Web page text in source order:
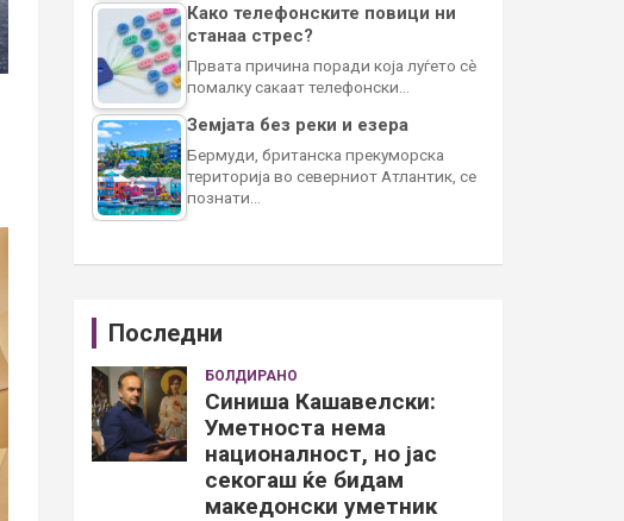
Како телефонските повици ни
станаа стрес?
Првата причина поради која луѓето сè
помалку сакаат телефонски…
Земјата без реки и езера
Бермуди, британска прекуморска
територија во северниот Атлантик, се
познати…
Последни
БОЛДИРАНО
Синиша Кашавелски:
Уметноста нема
националност, но јас
секогаш ќе бидам
македонски уметник